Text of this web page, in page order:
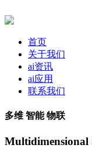
首页
关于我们
ai资讯
ai应用
联系我们
多维 智能 物联
Multidimensional